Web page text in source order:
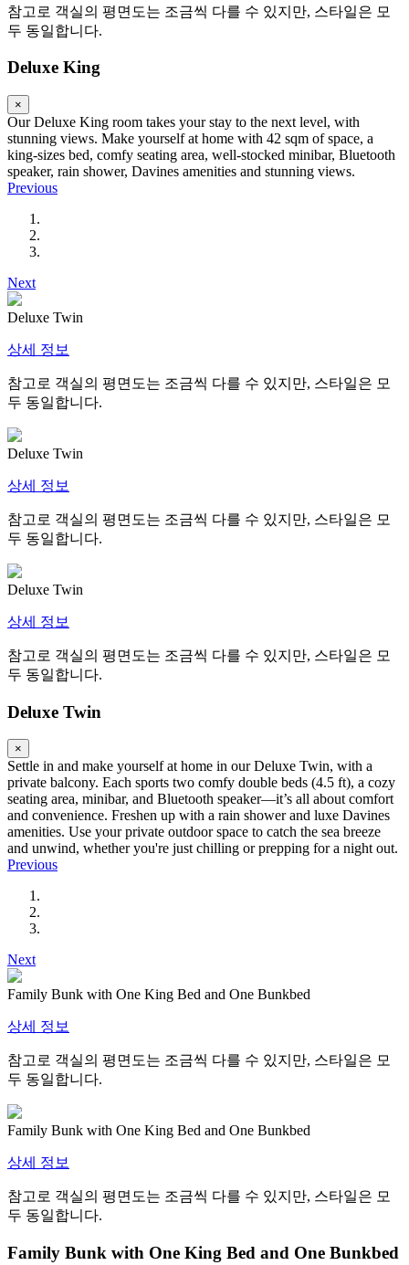
참고로 객실의 평면도는 조금씩 다를 수 있지만, 스타일은 모
두 동일합니다.
Deluxe King
×
Our Deluxe King room takes your stay to the next level, with
stunning views. Make yourself at home with 42 sqm of space, a
king-sizes bed, comfy seating area, well-stocked minibar, Bluetooth
speaker, rain shower, Davines amenities and stunning views.
Previous
Next
Deluxe Twin
상세 정보
참고로 객실의 평면도는 조금씩 다를 수 있지만, 스타일은 모
두 동일합니다.
Deluxe Twin
상세 정보
참고로 객실의 평면도는 조금씩 다를 수 있지만, 스타일은 모
두 동일합니다.
Deluxe Twin
상세 정보
참고로 객실의 평면도는 조금씩 다를 수 있지만, 스타일은 모
두 동일합니다.
Deluxe Twin
×
Settle in and make yourself at home in our Deluxe Twin, with a
private balcony. Each sports two comfy double beds (4.5 ft), a cozy
seating area, minibar, and Bluetooth speaker—it’s all about comfort
and convenience. Freshen up with a rain shower and luxe Davines
amenities. Use your private outdoor space to catch the sea breeze
and unwind, whether you're just chilling or prepping for a night out.
Previous
Next
Family Bunk with One King Bed and One Bunkbed
상세 정보
참고로 객실의 평면도는 조금씩 다를 수 있지만, 스타일은 모
두 동일합니다.
Family Bunk with One King Bed and One Bunkbed
상세 정보
참고로 객실의 평면도는 조금씩 다를 수 있지만, 스타일은 모
두 동일합니다.
Family Bunk with One King Bed and One Bunkbed